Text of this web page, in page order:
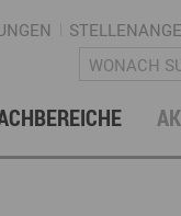
Wonach